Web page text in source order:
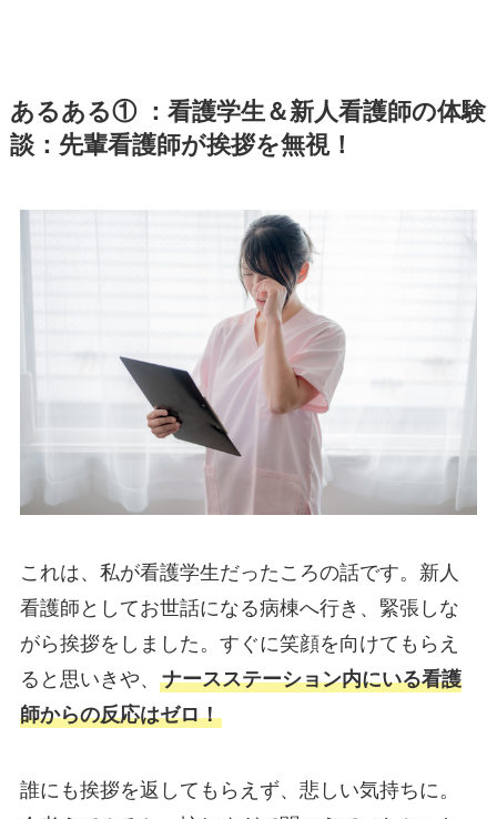
あるある① ：看護学生＆新人看護師の体験
談：先輩看護師が挨拶を無視！
これは、私が看護学生だったころの話です。新人
看護師としてお世話になる病棟へ行き、緊張しな
がら挨拶をしました。すぐに笑顔を向けてもらえ
ると思いきや、 ナースステーション内にいる看護
師からの反応はゼロ！
誰にも挨拶を返してもらえず、悲しい気持ちに。